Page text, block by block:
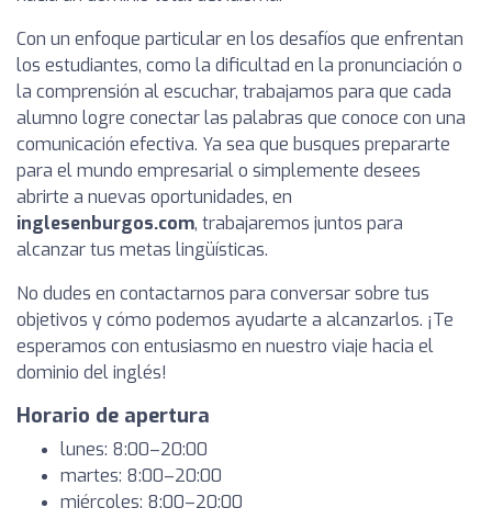
Con un enfoque particular en los desafíos que enfrentan
los estudiantes, como la dificultad en la pronunciación o
la comprensión al escuchar, trabajamos para que cada
alumno logre conectar las palabras que conoce con una
comunicación efectiva. Ya sea que busques prepararte
para el mundo empresarial o simplemente desees
abrirte a nuevas oportunidades, en
inglesenburgos.com, trabajaremos juntos para
alcanzar tus metas lingüísticas.
No dudes en contactarnos para conversar sobre tus
objetivos y cómo podemos ayudarte a alcanzarlos. ¡Te
esperamos con entusiasmo en nuestro viaje hacia el
dominio del inglés!
Horario de apertura
lunes: 8:00–20:00
martes: 8:00–20:00
miércoles: 8:00–20:00